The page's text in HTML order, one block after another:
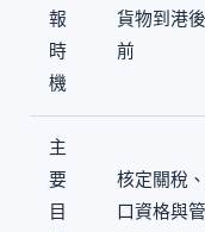
報
時
機
貨物到港
前
主
要
目
核定關稅
口資格與